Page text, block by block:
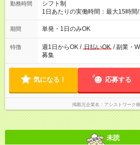
勤務時間
シフト制
1日あたりの実働時間：最大15時
勤務 勤務：月・水・金 休み：火・木・土・日 好
可能です！ ※1日あたりの最大実働時間は日勤、夜勤共に勤務し
期間 単発・1日のみOK
特徴 週1日からOK / 日払いOK / 副業・
募集
気になる！ 応募する
掲載元企業名 アシストワーク
未読